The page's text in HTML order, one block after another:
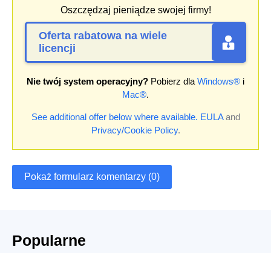
Oszczędzaj pieniądze swojej firmy!
Oferta rabatowa na wiele
licencji
Nie twój system operacyjny? Pobierz dla Windows® i
Mac®.
See additional offer below where available. EULAand
Privacy/Cookie Policy.
Pokaż formularz komentarzy (0)
Popularne